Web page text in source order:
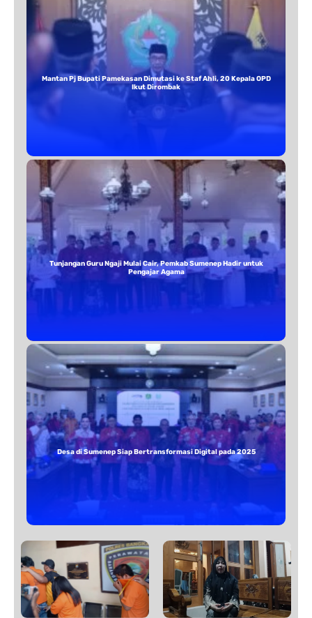
Mantan Pj Bupati Pamekasan Dimutasi ke Staf Ahli, 20 Kepala OPD
Ikut Dirombak
Tunjangan Guru Ngaji Mulai Cair, Pemkab Sumenep Hadir untuk
Pengajar Agama
Desa di Sumenep Siap Bertransformasi Digital pada 2025